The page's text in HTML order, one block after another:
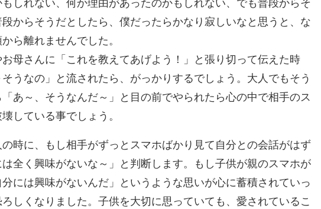
しれない、何か理由があったのかもしれない、でも普段からそ
段からそうだとしたら、僕だったらかなり寂しいなと思うと、 な
ら離れませんでした。
母さんに「これを教えてあげよう！」と 張り切って伝えた時
うなの」と流された ら、がっかりするでしょう。大人でもそう
あ～、そうなんだ～」と目の前でやられたら心の中で相手のス
している事でしょう。
の時に、もし相手がずっとスマホばかり見て自分との会話がはず
全く興味がないな～」と判断します。
もし子供が親のスマホが
には興味がないんだ」というような思いが心に蓄積されていっ
ろしくなりました。子供を大切に思っていても、愛されている こ